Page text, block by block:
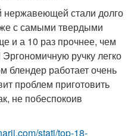
нержавеющей стали долго
с самыми твердыми
и а 10 раз прочнее, чем
ручку легко
блендер работает очень
проблем приготовить
не побеспокоив
stati/top-18-